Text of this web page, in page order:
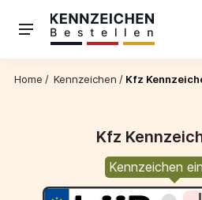
Home / Kennzeichen / Kfz
Kfz
Kennzeichen